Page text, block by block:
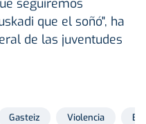
que el soñó", ha
de las juventudes
Gasteiz Violencia